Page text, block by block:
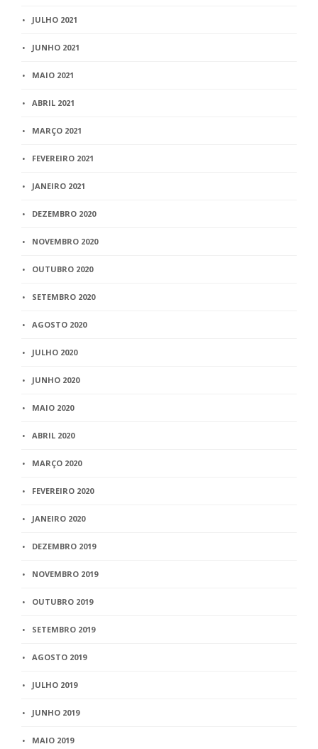
JULHO 2021
JUNHO 2021
MAIO 2021
ABRIL 2021
MARÇO 2021
FEVEREIRO 2021
JANEIRO 2021
DEZEMBRO 2020
NOVEMBRO 2020
OUTUBRO 2020
SETEMBRO 2020
AGOSTO 2020
JULHO 2020
JUNHO 2020
MAIO 2020
ABRIL 2020
MARÇO 2020
FEVEREIRO 2020
JANEIRO 2020
DEZEMBRO 2019
NOVEMBRO 2019
OUTUBRO 2019
SETEMBRO 2019
AGOSTO 2019
JULHO 2019
JUNHO 2019
MAIO 2019